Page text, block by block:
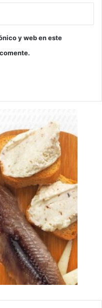
y web en este